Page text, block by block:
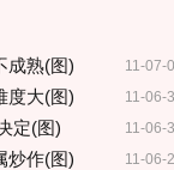
11-07-
成熟(图)
11-06-
度大(图)
11-06-
定(图)
11-06-
炒作(图)